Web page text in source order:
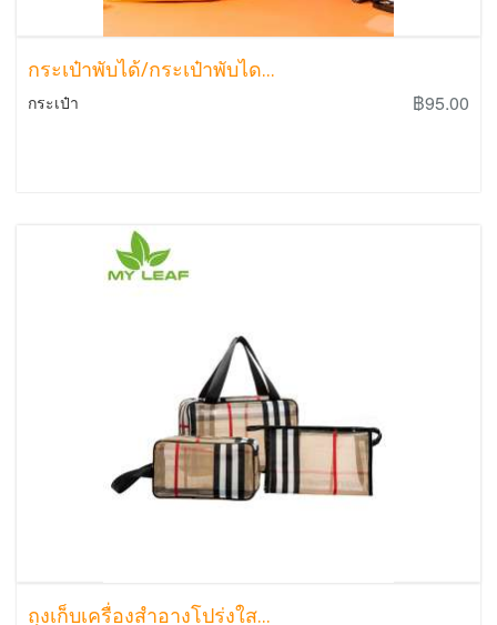
กระเป๋าพับได้/กระเป๋าพับได...
กระเป๋า ฿95.00
ถุงเก็บเครื่องสำอางโปร่งใส...